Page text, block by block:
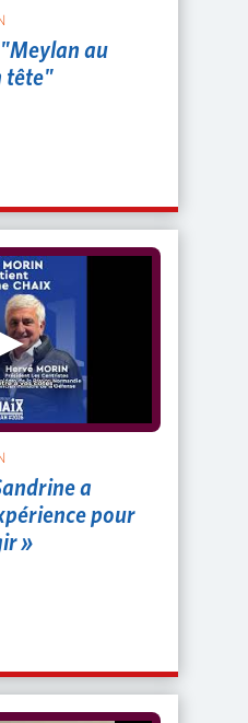
au
tête"
a
pour
»